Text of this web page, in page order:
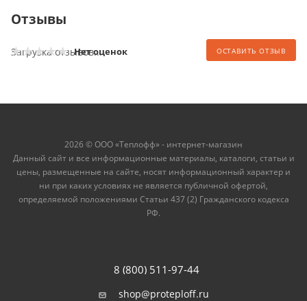
Отзывы
Нет оценок ОСТАВИТЬ ОТЗЫВ
Загрузка отзывов...
2026 © ООО «Теплофф» - интернет-магазин
Данный сайт и все информационные материалы, каталоги, статьи и
цены, размещенные на сайте, носят информационный характер и
ни при каких условиях не является публичной офертой,
определяемой положениями Статьи 437 (2) Гражданского кодекса
РФ.
8 (800) 511-97-44
shop@proteploff.ru